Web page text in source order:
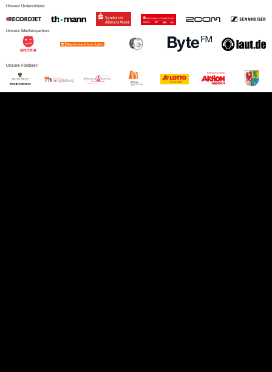
Unsere Unterstützer:
Unsere Medienpartner:
Unsere Förderer: